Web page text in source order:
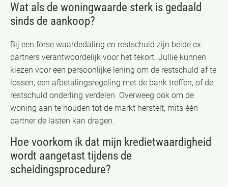
Wat als de woningwaarde sterk is gedaald
sinds de aankoop?
Bij een forse waardedaling en restschuld zijn beide ex-
partners verantwoordelijk voor het tekort. Jullie kunnen
kiezen voor een persoonlijke lening om de restschuld af te
lossen, een afbetalingsregeling met de bank treffen, of de
restschuld onderling verdelen. Overweeg ook om de
woning aan te houden tot de markt herstelt, mits één
partner de lasten kan dragen.
Hoe voorkom ik dat mijn kredietwaardigheid
wordt aangetast tijdens de
scheidingsprocedure?